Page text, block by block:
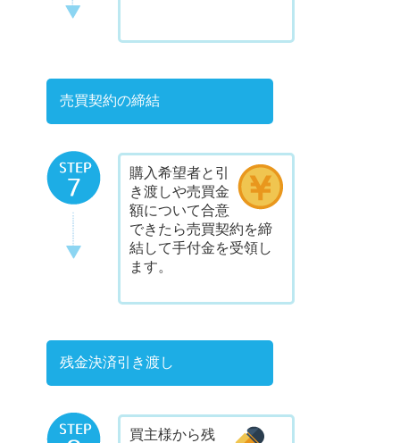
売買契約の締結
購入希望者と引
き渡しや売買金
額について合意
できたら売買契約を締
結して手付金を受領し
ます。
残金決済引き渡し
買主様から残